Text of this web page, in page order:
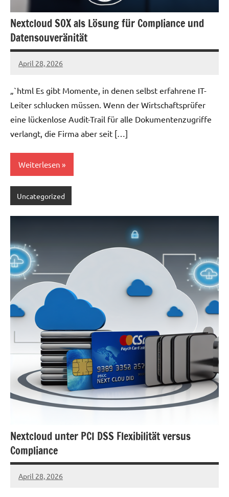
Nextcloud SOX als Lösung für Compliance und
Datensouveränität
April 28, 2026
admin
„`html Es gibt Momente, in denen selbst erfahrene IT-
Leiter schlucken müssen. Wenn der Wirtschaftsprüfer
eine lückenlose Audit-Trail für alle Dokumentenzugriffe
verlangt, die Firma aber seit […]
Weiterlesen
Uncategorized
Nextcloud unter PCI DSS Flexibilität versus
Compliance
April 28, 2026
admin